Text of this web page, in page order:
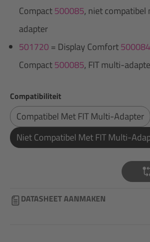
Compact500085, niet
adapter
501720= Display Comfort500084
Compact500085, FIT multi-
Selecteer
Compatibiliteit
Compatibel Met FIT Multi-Adapter
Niet Compatibel Met FIT Multi-
DATASHEET AANMAKEN